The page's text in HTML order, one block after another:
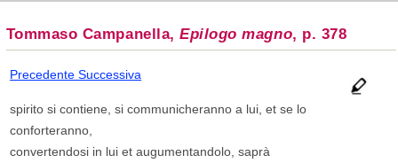
Tommaso Campanella,Epilogo magno, p. 378
PrecedenteSuccessiva
spirito si contiene, si communicheranno a lui, et se lo
conforteranno,
convertendosi in lui et augumentandolo, saprà